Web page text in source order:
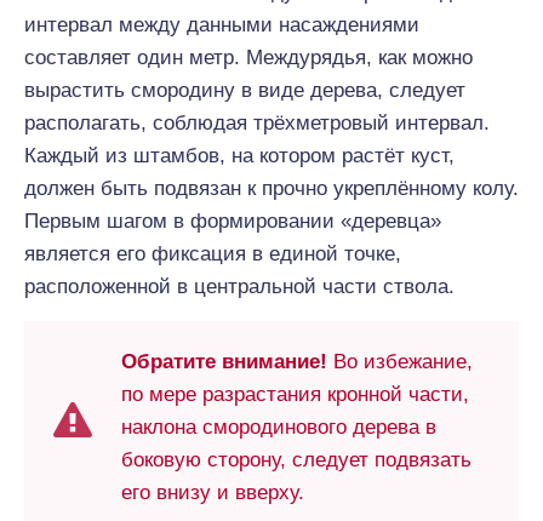
интервал между данными насаждениями
составляет один метр. Междурядья, как можно
вырастить смородину в виде дерева, следует
располагать, соблюдая трёхметровый интервал.
Каждый из штамбов, на котором растёт куст,
должен быть подвязан к прочно укреплённому колу.
Первым шагом в формировании «деревца»
является его фиксация в единой точке,
расположенной в центральной части ствола.
Обратите внимание! Во избежание,
по мере разрастания кронной части,
наклона смородинового дерева в
боковую сторону, следует подвязать
его внизу и вверху.